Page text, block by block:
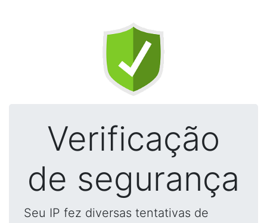
Verificação
de segurança
Seu IP fez diversas tentativas de